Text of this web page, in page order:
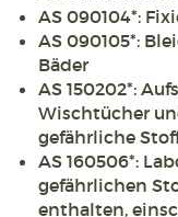
AS 090104*:
AS 090105*:
Bäder
AS 150202*:
Wischtücher
gefährliche
AS 160506*:
gefährlichen
enthalten,